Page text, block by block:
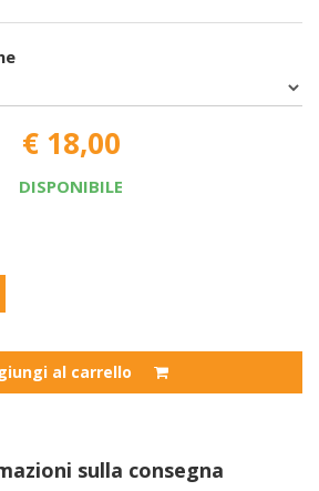
€ 18,00
DISPONIBILE
al carrello
sulla consegna